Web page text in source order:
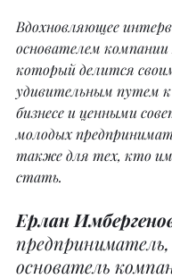
Вдохновляющее
основателем
который делится
удивительным путем к
бизнесе и ценными
молодых
также для тех, кто
стать.
Ерлан
предприниматель,
основатель